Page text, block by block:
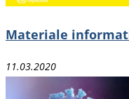
Materiale
11.03.2020